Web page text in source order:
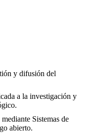
y difusión del
a la investigación y
Sistemas de
abierto.